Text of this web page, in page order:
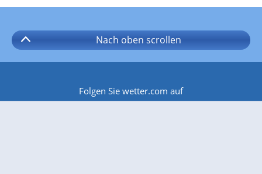
Nach oben scrollen
Folgen Sie wetter.com auf